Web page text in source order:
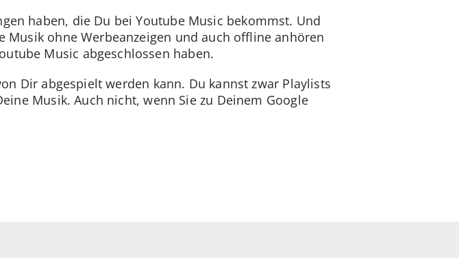
haben, die Du bei Youtube Music bekommst. Und
ohne Werbeanzeigen und auch offline anhören
Music abgeschlossen haben.
Dir abgespielt werden kann. Du kannst zwar Playlists
Musik. Auch nicht, wenn Sie zu Deinem Google